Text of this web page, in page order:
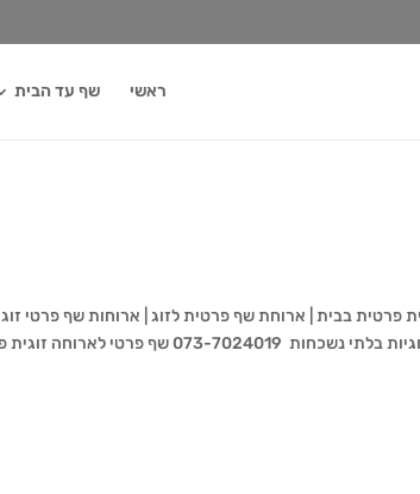
ראשי שף עד הבית
פרטית בבית | ארוחת שף פרטית לזוג | ארוחות שף פרטי
שפים פרטיים מומלצים לארוחת פרטיות זוגיות בלתי